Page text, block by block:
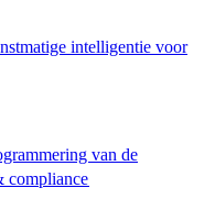
intelligentie voor
van de
compliance​​